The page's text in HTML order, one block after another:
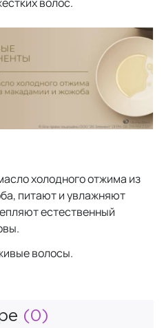
холодного отжима из
питают и увлажняют
естественный
волосы.
(0)